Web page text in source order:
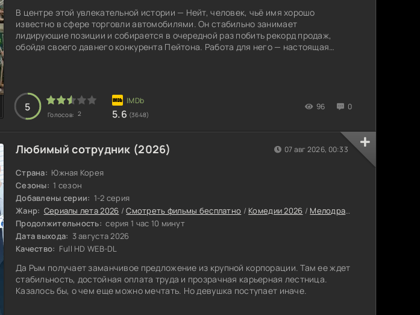
В центре этой увлекательной истории — Нейт, человек, чьё имя хорошо
известно в сфере торговли автомобилями. Он стабильно занимает
лидирующие позиции и собирается в очередной раз побить рекорд продаж,
обойдя своего давнего конкурента Пейтона. Работа для него — настоящая
5
Голосов: 2 5.6 (3648)
96 0
Любимый сотрудник (2026)
Страна: Южная Корея
Сезоны: 1 сезон
Добавлены серии: 1-2 серия
Жанр: Сериалы лета 2026 /Смотреть фильмы бесплатно / Комедии 2026 / Мелодрамы 2026
Продолжительность: серия 1 час 10 минут
Дата выхода: 3 августа 2026
Качество: Full HD WEB-DL
Да Рым получает заманчивое предложение из крупной корпорации. Там ее ждет
стабильность, достойная оплата труда и прозрачная карьерная лестница.
Казалось бы, о чем еще можно мечтать. Но девушка поступает иначе.
07 авг 2026, 00:33